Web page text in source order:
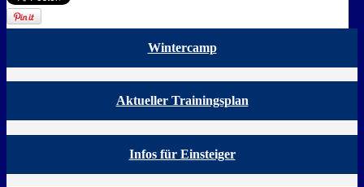
Wintercamp
Aktueller Trainingsplan
Infos für Einsteiger